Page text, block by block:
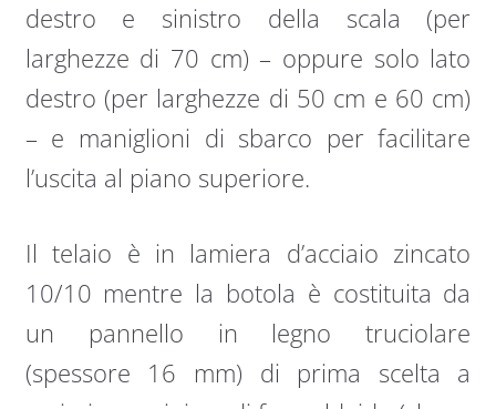
destro e sinistro della scala (per
larghezze di 70 cm) – oppure solo lato
destro (per larghezze di 50 cm e 60 cm)
– e maniglioni di sbarco per facilitare
l’uscita al piano superiore.
Il telaio è in lamiera d’acciaio zincato
10/10 mentre la botola è costituita da
un pannello in legno truciolare
(spessore 16 mm) di prima scelta a